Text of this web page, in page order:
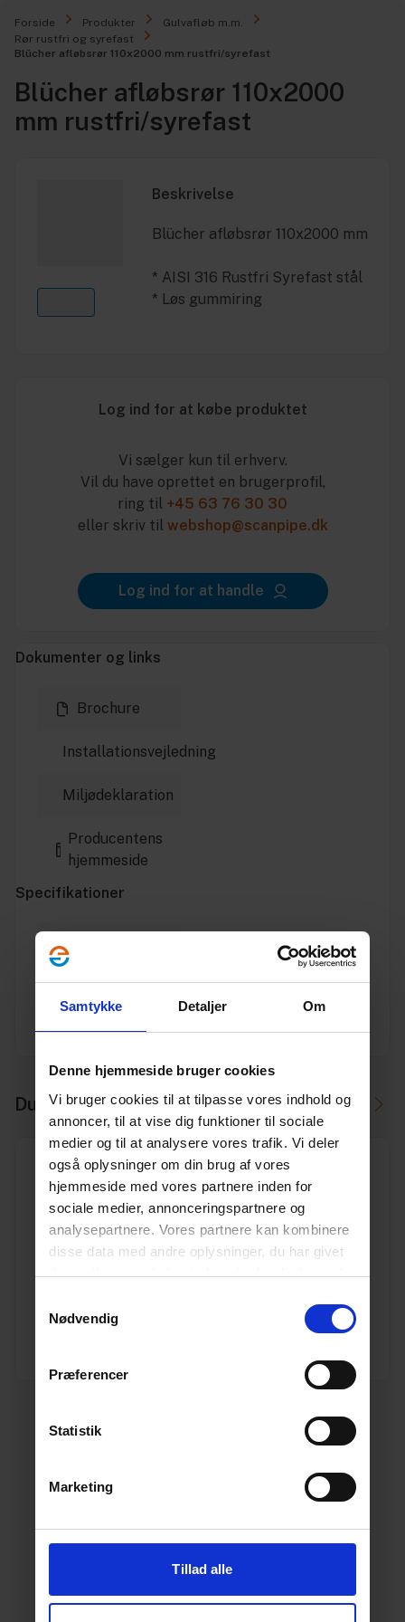
Samtykke Detaljer Om
Denne hjemmeside bruger cookies
Vi bruger cookies til at tilpasse vores indhold og
annoncer, til at vise dig funktioner til sociale
medier og til at analysere vores trafik. Vi deler
også oplysninger om din brug af vores
hjemmeside med vores partnere inden for
sociale medier, annonceringspartnere og
analysepartnere. Vores partnere kan kombinere
disse data med andre oplysninger, du har givet
dem, eller som de har indsamlet fra din brug af
Nødvendig
Præferencer
Statistik
Marketing
Tillad alle
Forside Produkter
Gulvafløb m.m.
Rør rustfri og syrefast
Blücher afløbsrør 110x2000 mm rustfri/syrefast
Blücher afløbsrør 110x2000
mm rustfri/syrefast
Beskrivelse
Blücher afløbsrør 110x2000 mm
* AISI 316 Rustfri Syrefast stål
* Løs gummiring
Log ind for at købe produktet
Vi sælger kun til erhverv.
Vil du have oprettet en brugerprofil,
ring til +45 63 76 30 30
eller skriv til webshop@scanpipe.dk
Log ind for at handle
Dokumenter og links
Brochure
Installationsvejledning
Miljødeklaration
Producentens
hjemmeside
Specifikationer
Varenummer
Vægt 5.4
Enhed STK.
Du skal måske også bruge
Se produkt